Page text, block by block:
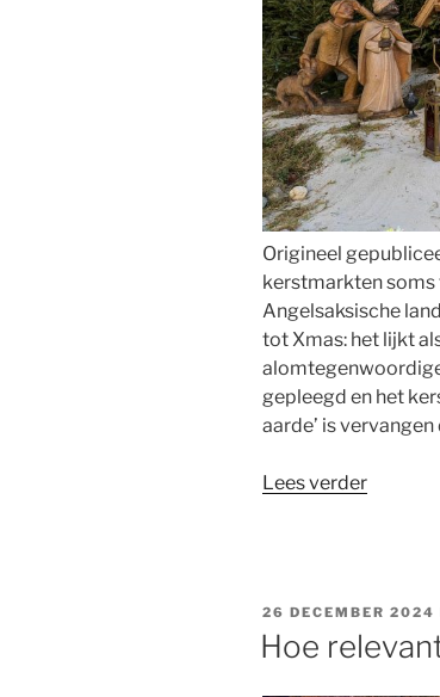
Origineel
kerstmarkten
Angelsaksische
tot Xmas: het lijkt
gepleegd en het
aarde’ is
Lees verder“Het
GEPLAATST
OP
26 DECEMBER 2024
Hoe